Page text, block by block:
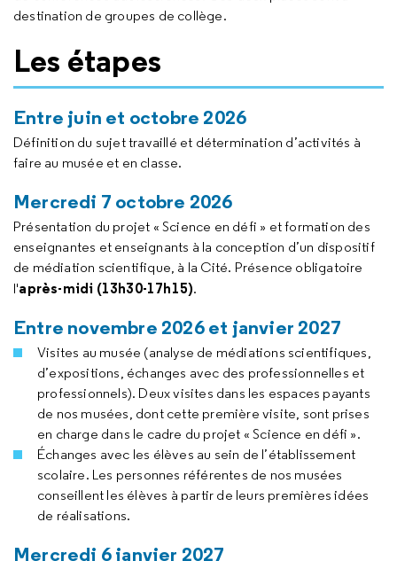
destination de groupes de collège.
Les étapes
Entre juin et octobre 2026
Définition du sujet travaillé et détermination d’activités à
faire au musée et en classe.
Mercredi 7 octobre 2026
Présentation du projet « Science en défi » et formation des
enseignantes et enseignants à la conception d’un dispositif
de médiation scientifique, à la Cité. Présence obligatoire
l'après-midi (13h30-17h15).
Entre novembre 2026 et janvier 2027
Visites au musée (analyse de médiations scientifiques,
d’expositions, échanges avec des professionnelles et
professionnels). Deux visites dans les espaces payants
de nos musées, dont cette première visite, sont prises
en charge dans le cadre du projet « Science en défi ».
Échanges avec les élèves au sein de l’établissement
scolaire. Les personnes référentes de nos musées
conseillent les élèves à partir de leurs premières idées
de réalisations.
Mercredi 6 janvier 2027